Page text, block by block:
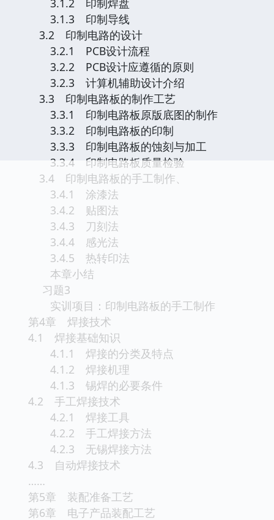
3.1.2 印制焊盘
3.1.3 印制导线
3.2 印制电路的设计
3.2.1 PCB设计流程
3.2.2 PCB设计应遵循的原则
3.2.3 计算机辅助设计介绍
3.3 印制电路板的制作工艺
3.3.1 印制电路板原版底图的制作
3.3.2 印制电路板的印制
3.3.3 印制电路板的蚀刻与加工
3.3.4 印制电路板质量检验
3.4 印制电路板的手工制作、
3.4.1 涂漆法
3.4.2 贴图法
3.4.3 刀刻法
3.4.4 感光法
3.4.5 热转印法
本章小结
习题3
实训项目：印制电路板的手工制作
第4章 焊接技术
4.1 焊接基础知识
4.1.1 焊接的分类及特点
4.1.2 焊接机理
4.1.3 锡焊的必要条件
4.2 手工焊接技术
4.2.1 焊接工具
4.2.2 手工焊接方法
4.2.3 无锡焊接方法
4.3 自动焊接技术
……
第5章 装配准备工艺
第6章 电子产品装配工艺